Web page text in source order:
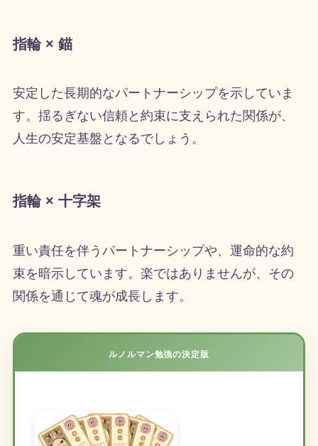
指輪 × 錨
安定した長期的なパートナーシップを示していま
す。揺るぎない信頼と約束に支えられた関係が、
人生の安定基盤となるでしょう。
指輪 × 十字架
重い責任を伴うパートナーシップや、運命的な約
束を暗示しています。楽ではありませんが、その
関係を通じて魂が成長します。
ルノルマン勉強の決定版